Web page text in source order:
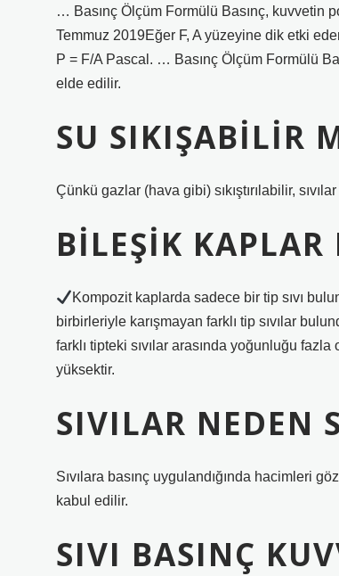
… Basınç Ölçüm Formülü Basınç, kuvvetin
Temmuz 2019Eğer F, A yüzeyine dik etki
P = F/A Pascal. … Basınç Ölçüm Formülü
elde edilir.
SU SIKIŞABILIR
Çünkü gazlar (hava gibi) sıkıştırılabilir, sıvılar
BILEŞIK
Kompozit kaplarda sadece bir tip sıvı
birbirleriyle karışmayan farklı tip sıvılar
farklı tipteki sıvılar arasında yoğunluğu
yüksektir.
SIVILAR NEDEN
Sıvılara basınç uygulandığında hacimleri
kabul edilir.
SIVI BASINÇ